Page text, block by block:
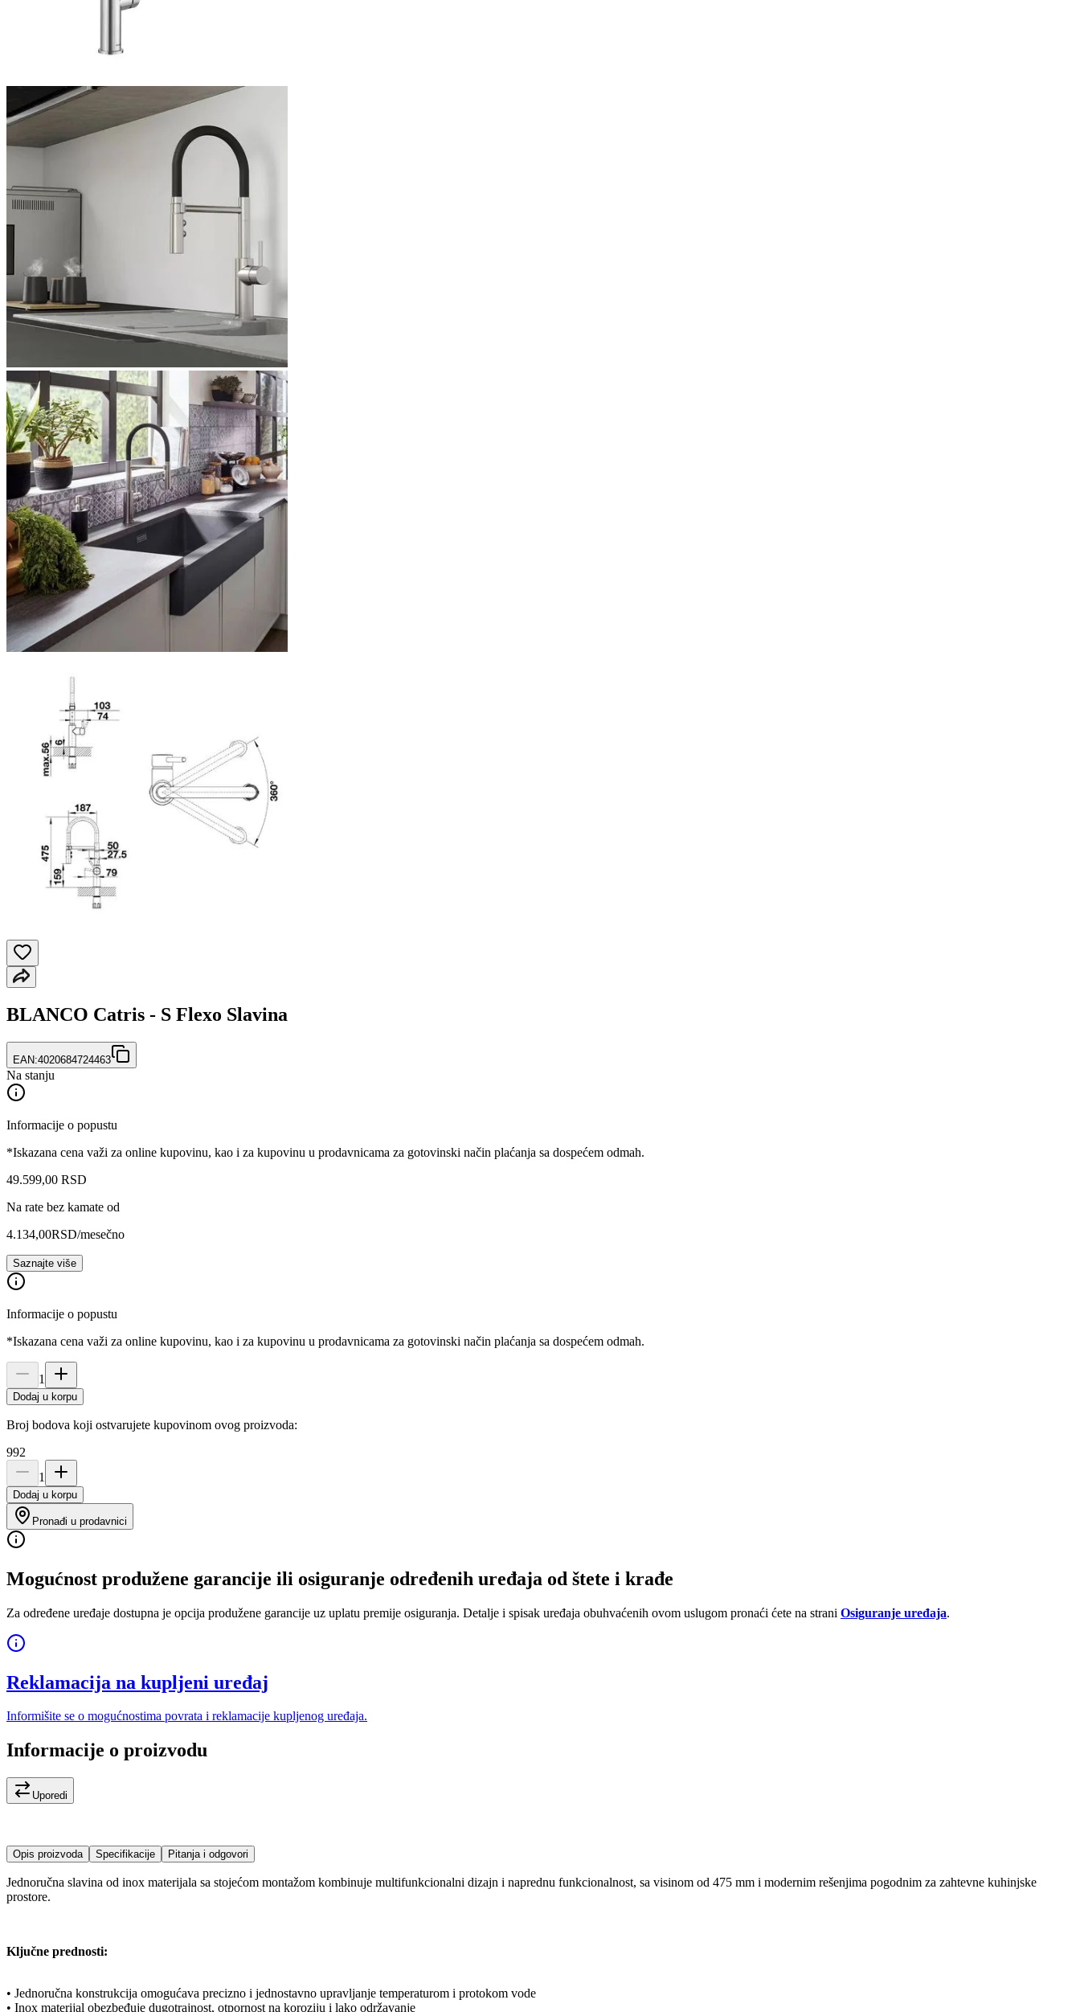
BLANCO Catris - S Flexo Slavina
EAN:4020684724463
Na stanju
Informacije o popustu
*Iskazana cena važi za online kupovinu, kao i za kupovinu u prodavnicama za gotovinski način plaćanja sa dospećem odmah.
49.599,00 RSD
Na rate bez kamate od
4.134,00RSD/mesečno
Saznajte više
Informacije o popustu
*Iskazana cena važi za online kupovinu, kao i za kupovinu u prodavnicama za gotovinski način plaćanja sa dospećem odmah.
1
Dodaj u korpu
Broj bodova koji ostvarujete kupovinom ovog proizvoda:
992
1
Dodaj u korpu
Pronađi u prodavnici
Mogućnost produžene garancije ili osiguranje određenih uređaja od štete i krađe
Za određene uređaje dostupna je opcija produžene garancije uz uplatu premije osiguranja. Detalje i spisak uređaja obuhvaćenih ovom uslugom pronaći ćete na strani Osiguranje uređaja.
Reklamacija na kupljeni uređaj
Informišite se o mogućnostima povrata i reklamacije kupljenog uređaja.
Informacije o proizvodu
Uporedi
Opis proizvoda Specifikacije Pitanja i odgovori
Jednoručna slavina od inox materijala sa stojećom montažom kombinuje multifunkcionalni dizajn i naprednu funkcionalnost, sa visinom od 475 mm i modernim rešenjima pogodnim za zahtevne kuhinjske
prostore.
Ključne prednosti:
• Jednoručna konstrukcija omogućava precizno i jednostavno upravljanje temperaturom i protokom vode
• Inox materijal obezbeđuje dugotrajnost, otpornost na koroziju i lako održavanje